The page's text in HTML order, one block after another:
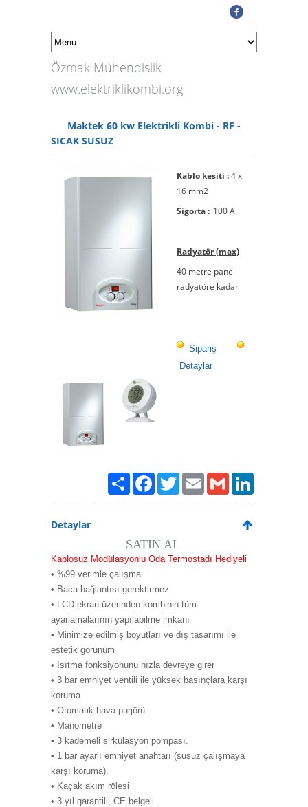
Özmak Mühendislik
www.elektriklikombi.org
Maktek 60 kw Elektrikli Kombi - RF -
SICAK SUSUZ
Kablo kesiti :4 x
16 mm2
Sigorta : 100 A
Radyatör (max)
40 metre panel
radyatöre kadar
Sipariş
Detaylar
PaylaşFacebook
TwitterEmailGmail
Detaylar
SATIN AL
Kablosuz Modülasyonlu Oda Termostadı Hediyeli
• %99 verimle çalışma
• Baca bağlantısı gerektirmez
• LCD ekran üzerinden kombinin tüm
ayarlamalarının yapılabilme imkanı
• Minimize edilmiş boyutları ve dış tasarımı ile
estetik görünüm
• Isıtma fonksiyonunu hızla devreye girer
• 3 bar emniyet ventili ile yüksek basınçlara karşı
koruma.
• Otomatik hava purjörü.
• Manometre
• 3 kademeli sirkülasyon pompası.
• 1 bar ayarlı emniyet anahtarı (susuz çalışmaya
karşı koruma).
• Kaçak akım rölesi
• 3 yıl garantili, CE belgeli.